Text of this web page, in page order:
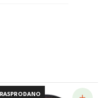
RASPRODANO
RASPRODANO